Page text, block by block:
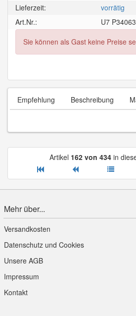
Lieferzeit:
vorrätig
Art.Nr.:
U7
Sie können als Gast keine Preise
Empfehlung Beschreibung
Artikel 162 von 434 in
Mehr über...
Versandkosten
Datenschutz und Cookies
Unsere AGB
Impressum
Kontakt